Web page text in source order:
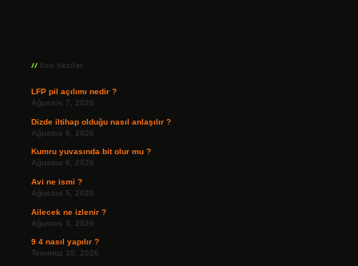
Son Yazılar
LFP pil açılımı nedir ?
Ağustos 7, 2026
Dizde iltihap olduğu nasıl anlaşılır ?
Ağustos 6, 2026
Kumru yuvasında bit olur mu ?
Ağustos 6, 2026
Avi ne ismi ?
Ağustos 5, 2026
Ailecek ne izlenir ?
Ağustos 3, 2026
9 4 nasıl yapılır ?
Temmuz 30, 2026